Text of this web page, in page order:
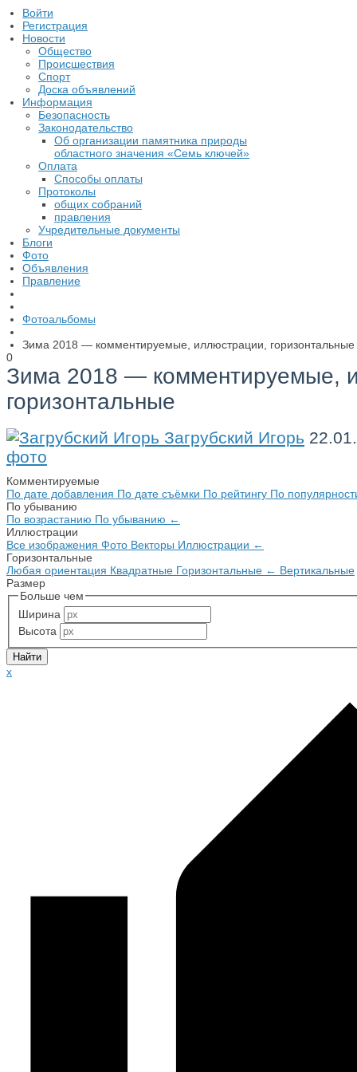
Войти
Регистрация
Новости
Общество
Происшествия
Спорт
Доска объявлений
Информация
Безопасность
Законодательство
Об организации памятника природы
областного значения «Семь ключей»
Оплата
Способы оплаты
Протоколы
общих собраний
правления
Учредительные документы
Блоги
Фото
Объявления
Правление
Фотоальбомы
Зима 2018 — комментируемые, иллюстрации, горизонтальные
0
Зима 2018 — комментируемые,
горизонтальные
Загрубский Игорь
фото
Комментируемые
По дате добавления По дате съёмки По рейтингу По
По убыванию
По возрастанию По убыванию ←
Иллюстрации
Все изображения Фото Векторы Иллюстрации ←
Горизонтальные
Любая ориентация Квадратные Горизонтальные ← Вертикальные
Размер
Больше чем
Ширина
Высота
x